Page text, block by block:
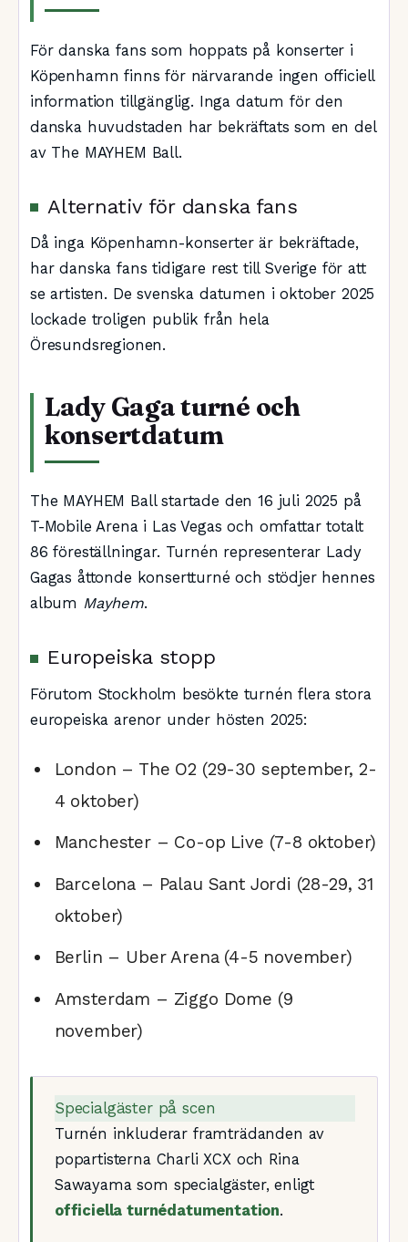
För danska fans som hoppats på konserter i
Köpenhamn finns för närvarande ingen officiell
information tillgänglig. Inga datum för den
danska huvudstaden har bekräftats som en del
av The MAYHEM Ball.
Alternativ för danska fans
Då inga Köpenhamn-konserter är bekräftade,
har danska fans tidigare rest till Sverige för att
se artisten. De svenska datumen i oktober 2025
lockade troligen publik från hela
Öresundsregionen.
Lady Gaga turné och
konsertdatum
The MAYHEM Ball startade den 16 juli 2025 på
T-Mobile Arena i Las Vegas och omfattar totalt
86 föreställningar. Turnén representerar Lady
Gagas åttonde konsertturné och stödjer hennes
album Mayhem.
Europeiska stopp
Förutom Stockholm besökte turnén flera stora
europeiska arenor under hösten 2025:
London – The O2 (29-30 september, 2-
4 oktober)
Manchester – Co-op Live (7-8 oktober)
Barcelona – Palau Sant Jordi (28-29, 31
oktober)
Berlin – Uber Arena (4-5 november)
Amsterdam – Ziggo Dome (9
november)
Specialgäster på scen
Turnén inkluderar framträdanden av
popartisterna Charli XCX och Rina
Sawayama som specialgäster, enligt
officiella turnédatumentation.